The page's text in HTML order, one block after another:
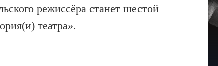
режиссёра станет шестой
театра».